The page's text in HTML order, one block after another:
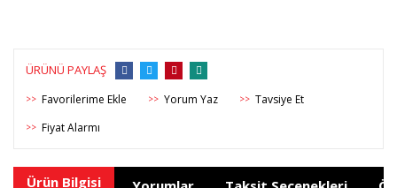
ÜRÜNÜ PAYLAŞ
>> >> Yorum Yaz >> Tavsiye Et
>> Fiyat Alarmı
Ürün Bilgisi